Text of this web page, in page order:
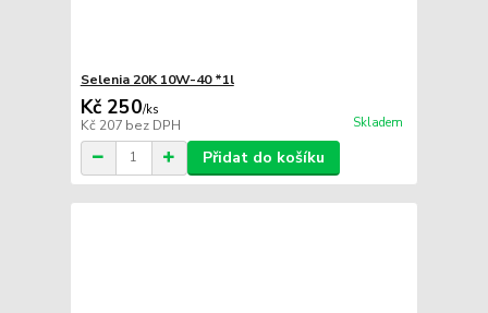
Selenia 20K 10W-40 *1l
Kč 250/ks
Kč 207 bez DPH Skladem
Přidat do košíku